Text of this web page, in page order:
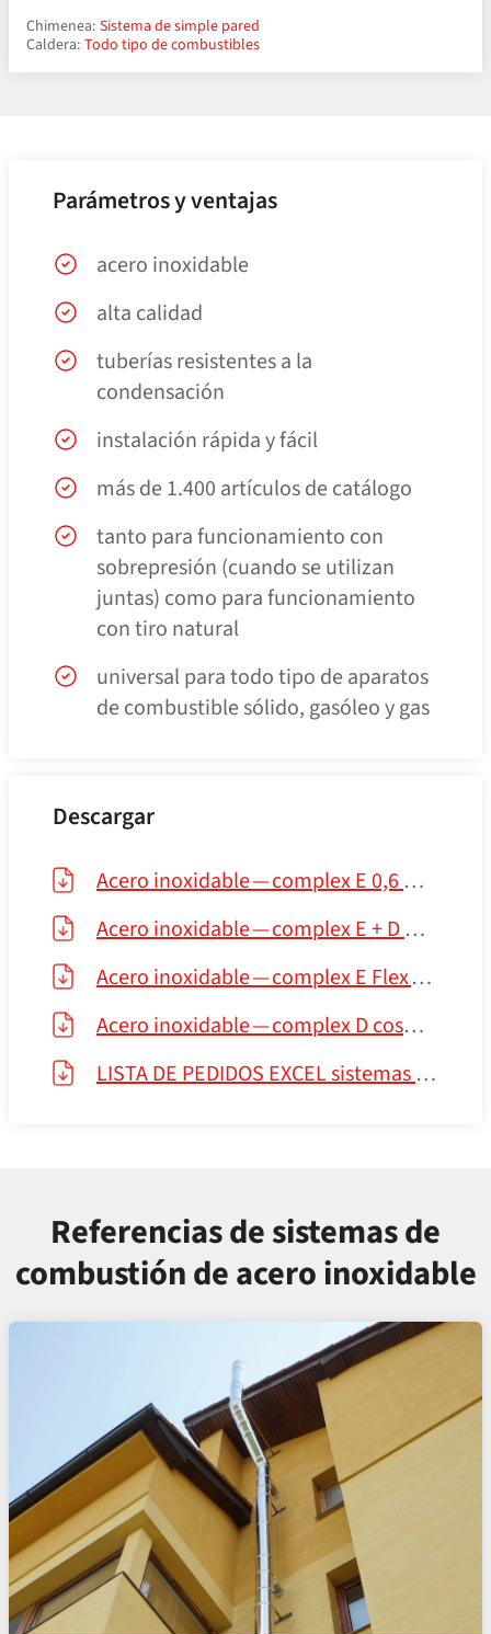
Chimenea: Sistema de simple pared
Caldera: Todo tipo de combustibles
Parámetros y ventajas
acero inoxidable
alta calidad
tuberías resistentes a la
condensación
instalación rápida y fácil
más de 1.400 artículos de catálogo
tanto para funcionamiento con
sobrepresión (cuando se utilizan
juntas) como para funcionamiento
con tiro natural
universal para todo tipo de aparatos
de combustible sólido, gasóleo y gas
Descargar
Acero inoxidable — complex E 0,6 mm
Acero inoxidable — complex E + D medi
Acero inoxidable — complex E Flex — complex E DR LAS
Acero inoxidable — complex D cosmos — complex D — complex EI60
LISTA DE PEDIDOS EXCEL sistemas acero inoxidable 2023.02
Referencias de sistemas de
combustión de acero inoxidable